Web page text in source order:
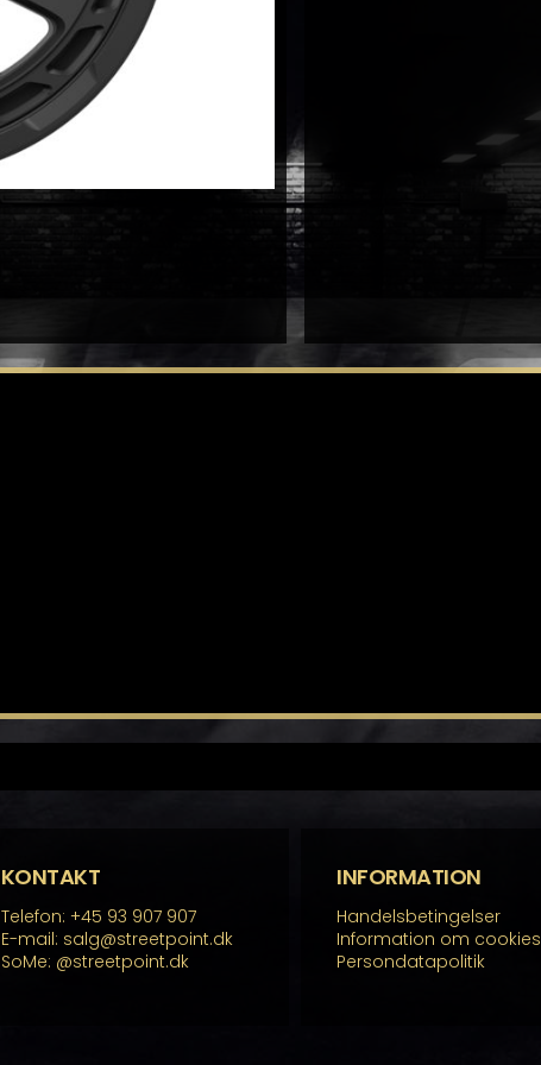
KONTAKT
Telefon: +45 93 907 907
E-mail: salg@streetpoint.dk
SoMe: @streetpoint.dk
INFORMATION
Handelsbetingelser
Information om cookies
Persondatapolitik